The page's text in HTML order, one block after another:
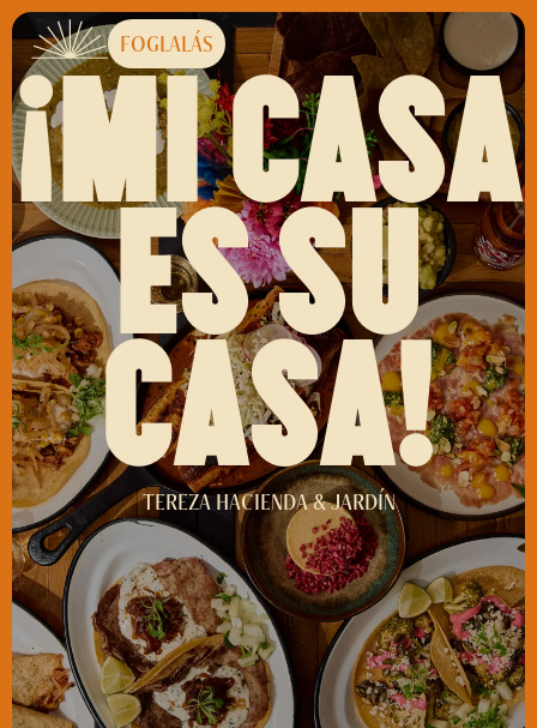
FOGLALÁS
¡MI CASA
ES SU
CASA!
TEREZA HACIENDA & JARDÍN